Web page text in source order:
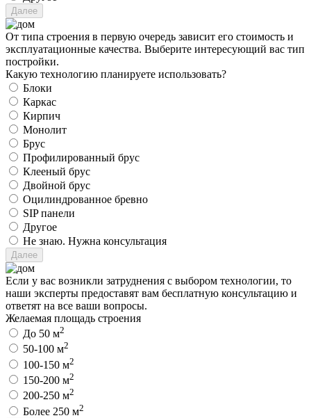
От типа строения в первую очередь зависит его стоимость и
эксплуатационные качества. Выберите интересующий вас тип
постройки.
Какую технологию планируете использовать?
Блоки
Каркас
Кирпич
Монолит
Брус
Профилированный брус
Клееный брус
Двойной брус
Оцилиндрованное бревно
SIP панели
Другое
Не знаю. Нужна консультация
Если у вас возникли затруднения с выбором технологии, то
наши эксперты предоставят вам бесплатную консультацию и
ответят на все ваши вопросы.
Желаемая площадь строения
До 50 м2
50-100 м2
100-150 м2
150-200 м2
200-250 м2
Более 250 м2